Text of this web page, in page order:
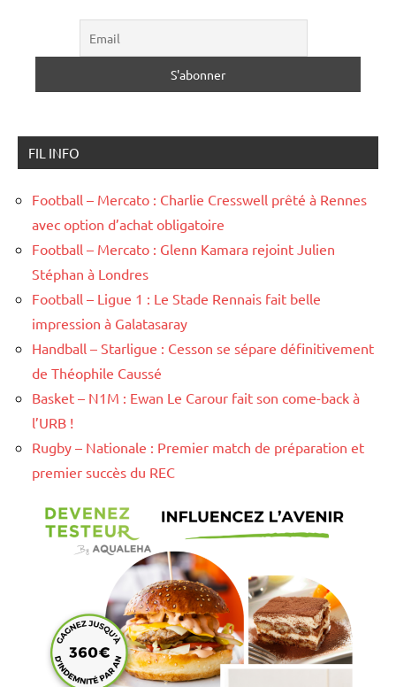
FIL INFO
Football – Mercato : Charlie Cresswell prêté à Rennes
avec option d’achat obligatoire
Football – Mercato : Glenn Kamara rejoint Julien
Stéphan à Londres
Football – Ligue 1 : Le Stade Rennais fait belle
impression à Galatasaray
Handball – Starligue : Cesson se sépare définitivement
de Théophile Caussé
Basket – N1M : Ewan Le Carour fait son come-back à
l’URB !
Rugby – Nationale : Premier match de préparation et
premier succès du REC